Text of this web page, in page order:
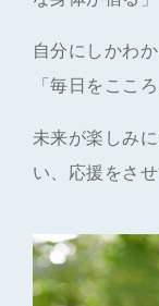
自分にしかわ
「毎日をここ
未来が楽しみ
い、応援をさ